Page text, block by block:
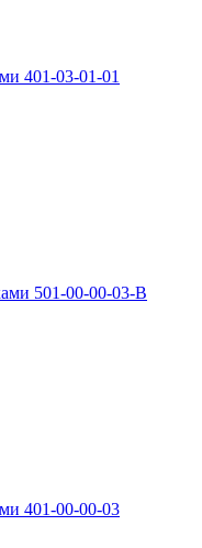
401-03-01-01
501-00-00-03-B
401-00-00-03